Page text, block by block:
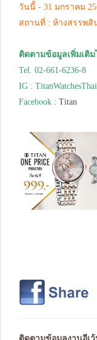
วันนี้ - 31 มกราคม
สถานที่ : ห้างสรรพ
ติดตามข้อมูลเพิ่มเติม
Tel. 02-661-6236-8
IG :
Facebook : Titan